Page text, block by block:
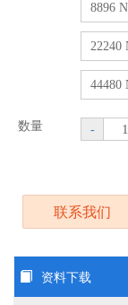
8896
22240
44480
数量 -
联系我们
资料下载